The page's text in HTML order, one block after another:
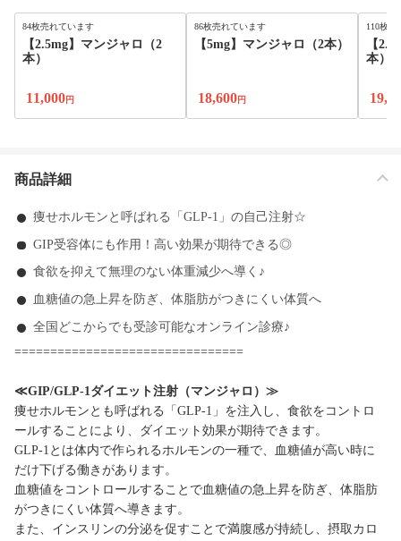
84枚売れています
【2.5mg】マンジャロ（2
本）
11,000円
86枚売れています
【5mg】マンジャロ（2本）
18,600円
110枚売
【
本）
商品詳細
痩せホルモンと呼ばれる「GLP-1」の自己注射☆
GIP受容体にも作用！高い効果が期待できる◎
食欲を抑えて無理のない体重減少へ導く♪
血糖値の急上昇を防ぎ、体脂肪がつきにくい体質へ
全国どこからでも受診可能なオンライン診療♪
================================
≪GIP/GLP-1ダイエット注射（マンジャロ）≫
痩せホルモンとも呼ばれる「GLP-1」を注入し、食欲をコントロ
ールすることにより、ダイエット効果が期待できます。
GLP-1とは体内で作られるホルモンの一種で、血糖値が高い時に
だけ下げる働きがあります。
血糖値をコントロールすることで血糖値の急上昇を防ぎ、体脂肪
がつきにくい体質へ導きます。
また、インスリンの分泌を促すことで満腹感が持続し、摂取カロ